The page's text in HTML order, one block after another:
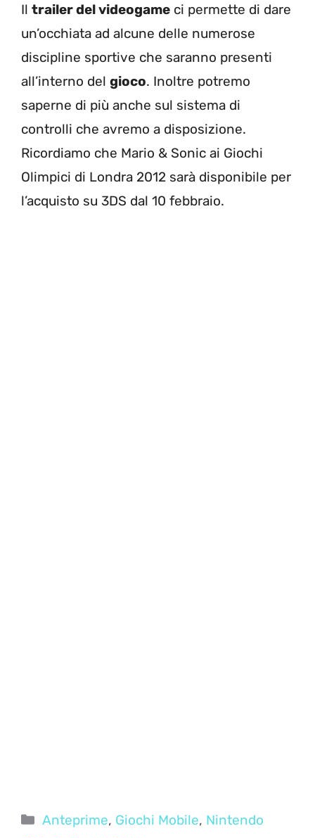
Il trailer del videogame ci permette di dare
un’occhiata ad alcune delle numerose
discipline sportive che saranno presenti
all’interno del gioco. Inoltre potremo
saperne di più anche sul sistema di
controlli che avremo a disposizione.
Ricordiamo che Mario & Sonic ai Giochi
Olimpici di Londra 2012 sarà disponibile per
l’acquisto su 3DS dal 10 febbraio.
Categorie
Anteprime, Giochi Mobile, Nintendo